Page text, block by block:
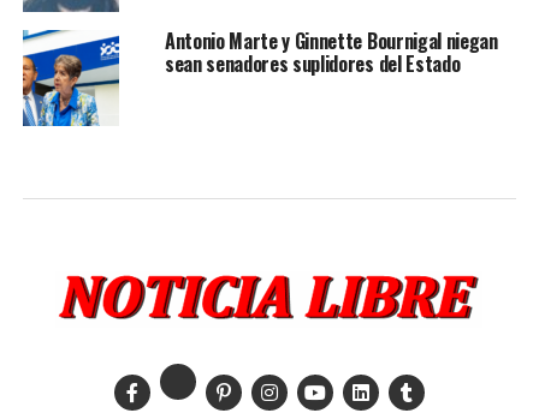
Antonio Marte y Ginnette Bournigal niegan
sean senadores suplidores del Estado